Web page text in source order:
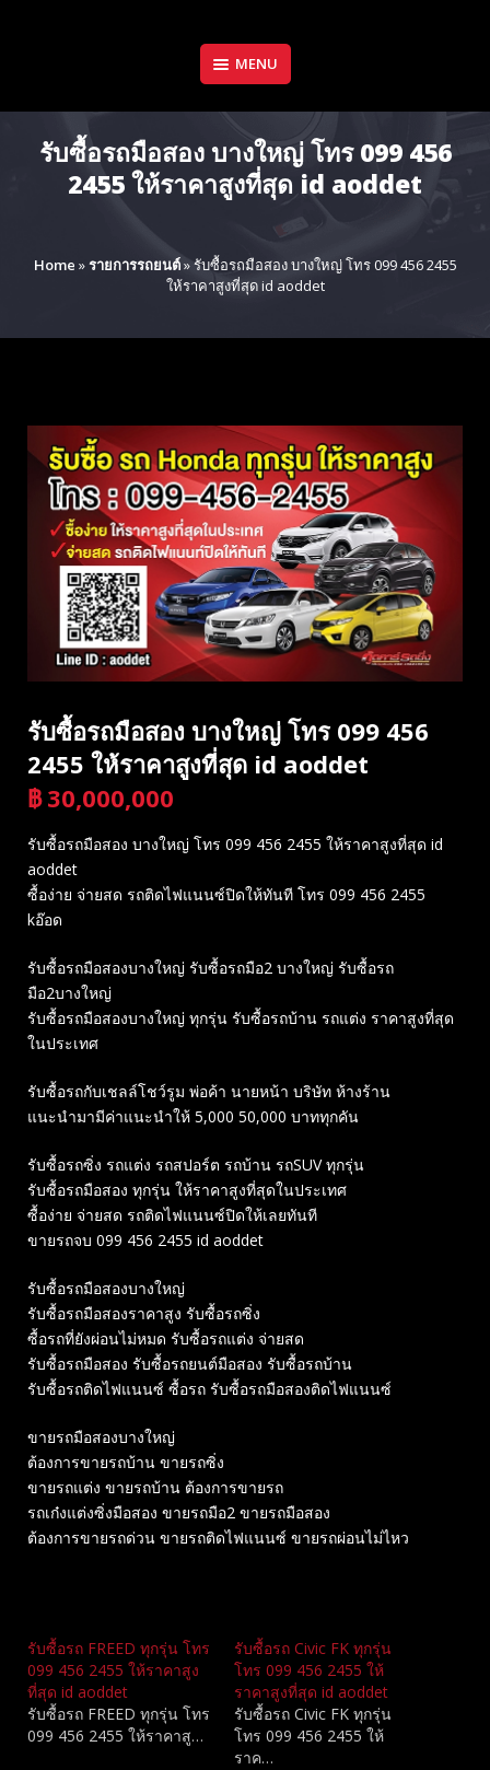
MENU
รับซื้อรถมือสอง บางใหญ่ โทร 099 456
2455 ให้ราคาสูงที่สุด id aoddet
Home »รายการรถยนต์»รับซื้อรถมือสอง บางใหญ่ โทร 099 456 2455
ให้ราคาสูงที่สุด id aoddet
รับซื้อรถมือสอง บางใหญ่ โทร 099 456
2455 ให้ราคาสูงที่สุด id aoddet
฿ 30,000,000
รับซื้อรถมือสอง บางใหญ่ โทร 099 456 2455 ให้ราคาสูงที่สุด id
aoddet
ซื้อง่าย จ่ายสด รถติดไฟแนนซ์ปิดให้ทันที โทร 099 456 2455
kอ๊อด
รับซื้อรถมือสองบางใหญ่ รับซื้อรถมือ2 บางใหญ่ รับซื้อรถ
มือ2บางใหญ่
รับซื้อรถมือสองบางใหญ่ ทุกรุ่น รับซื้อรถบ้าน รถแต่ง ราคาสูงที่สุด
ในประเทศ
รับซื้อรถกับเชลล์โชว์รูม พ่อค้า นายหน้า บริษัท ห้างร้าน
แนะนำมามีค่าแนะนำให้ 5,000 50,000 บาททุกคัน
รับซื้อรถซิ่ง รถแต่ง รถสปอร์ต รถบ้าน รถSUV ทุกรุ่น
รับซื้อรถมือสอง ทุกรุ่น ให้ราคาสูงที่สุดในประเทศ
ซื้อง่าย จ่ายสด รถติดไฟแนนซ์ปิดให้เลยทันที
ขายรถจบ 099 456 2455 id aoddet
รับซื้อรถมือสองบางใหญ่
รับซื้อรถมือสองราคาสูง รับซื้อรถซิ่ง
ซื้อรถที่ยังผ่อนไม่หมด รับซื้อรถแต่ง จ่ายสด
รับซื้อรถมือสอง รับซื้อรถยนต์มือสอง รับซื้อรถบ้าน
รับซื้อรถติดไฟแนนซ์ ซื้อรถ รับซื้อรถมือสองติดไฟแนนซ์
ขายรถมือสองบางใหญ่
ต้องการขายรถบ้าน ขายรถซิ่ง
ขายรถแต่ง ขายรถบ้าน ต้องการขายรถ
รถเก๋งแต่งซิ่งมือสอง ขายรถมือ2 ขายรถมือสอง
ต้องการขายรถด่วน ขายรถติดไฟแนนซ์ ขายรถผ่อนไม่ไหว
รับซื้อรถ FREED ทุกรุ่น โทร
099 456 2455 ให้ราคาสูง
ที่สุด id aoddet
รับซื้อรถ FREED ทุกรุ่น โทร
099 456 2455 ให้ราคาสู…
รับซื้อรถ Civic FK ทุกรุ่น
โทร 099 456 2455 ให้
ราคาสูงที่สุด id aoddet
รับซื้อรถ Civic FK ทุกรุ่น
โทร 099 456 2455 ให้
ราค…